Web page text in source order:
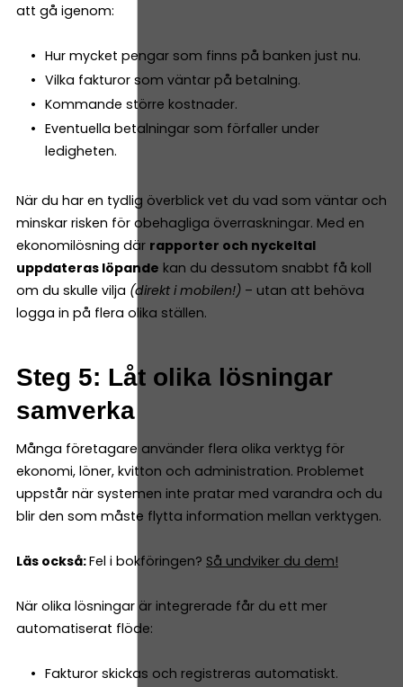
att gå igenom:
Hur mycket pengar som finns på banken just nu.
Vilka fakturor som väntar på betalning.
Kommande större kostnader.
Eventuella betalningar som förfaller under
ledigheten.
När du har en tydlig överblick vet du vad som väntar och
minskar risken för obehagliga överraskningar. Med en
ekonomilösning där rapporter och nyckeltal
uppdateras löpande kan du dessutom snabbt få koll
om du skulle vilja (direkt i mobilen!) – utan att behöva
logga in på flera olika ställen.
Steg 5: Låt olika lösningar
samverka
Många företagare använder flera olika verktyg för
ekonomi, löner, kvitton och administration. Problemet
uppstår när systemen inte pratar med varandra och du
blir den som måste flytta information mellan verktygen.
Läs också:Fel i bokföringen? Så undviker du dem!
När olika lösningar är integrerade får du ett mer
automatiserat flöde:
Fakturor skickas och registreras automatiskt.